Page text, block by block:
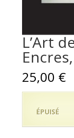
L’Art
25,00 €
ÉPUISÉ